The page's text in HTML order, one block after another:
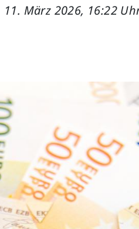
11. März 2026, 16:22